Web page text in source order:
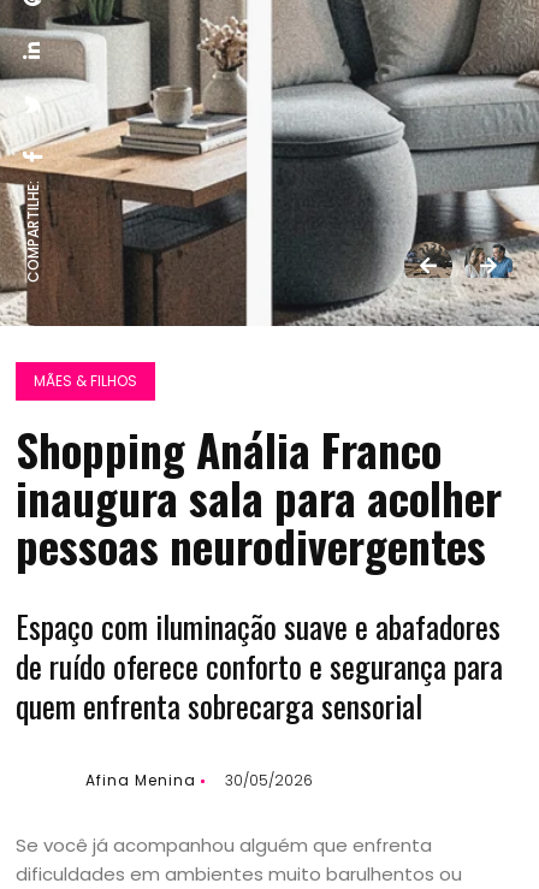
COMPARTILHE:
MÃES & FILHOS
Shopping Anália Franco
inaugura sala para acolher
pessoas neurodivergentes
Espaço com iluminação suave e abafadores
de ruído oferece conforto e segurança para
quem enfrenta sobrecarga sensorial
Afina Menina 30/05/2026
Se você já acompanhou alguém que enfrenta
dificuldades em ambientes muito barulhentos ou